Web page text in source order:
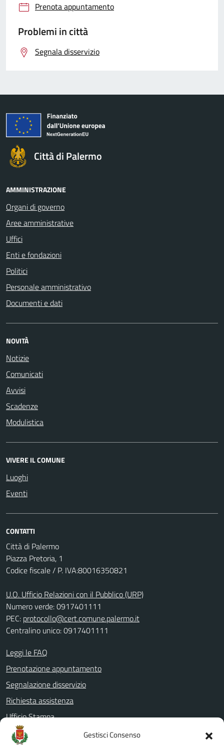
Gestisci Consenso
Prenota appuntamento
Problemi in città
Segnala disservizio
Città di Palermo
AMMINISTRAZIONE
Organi di governo
Aree amministrative
Uffici
Enti e fondazioni
Politici
Personale amministrativo
Documenti e dati
NOVITÀ
Notizie
Comunicati
Avvisi
Scadenze
Modulistica
VIVERE IL COMUNE
Luoghi
Eventi
CONTATTI
Città di Palermo
Piazza Pretoria, 1
Codice fiscale / P. IVA:80016350821
U.O. Ufficio Relazioni con il Pubblico (URP)
Numero verde: 0917401111
PEC: protocollo@cert.comune.palermo.it
Centralino unico: 0917401111
Leggi le FAQ
Prenotazione appuntamento
Segnalazione disservizio
Richiesta assistenza
Ufficio Stampa
Amministrazione Trasparente